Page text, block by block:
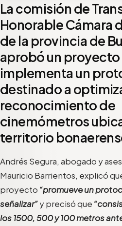
La comisión de
Honorable Cámara
de la provincia de
aprobó un proyecto
implementa un
destinado a
reconocimiento de
cinemómetros
territorio
Andrés Segura, abogado y
Mauricio Barrientos, explicó
proyecto “promueve un
señalizar”y precisó que
los 1500, 500 y 100 metros